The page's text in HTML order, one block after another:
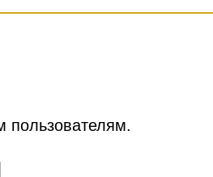
пользователям.